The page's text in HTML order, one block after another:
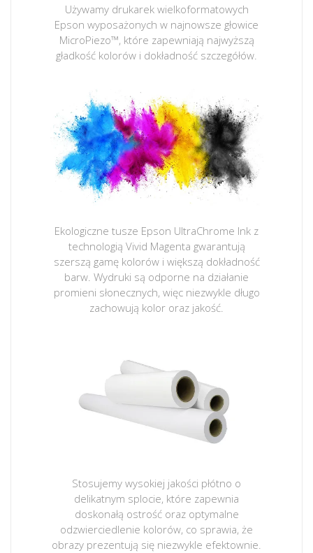
Używamy drukarek wielkoformatowych
Epson wyposażonych w najnowsze głowice
MicroPiezo™, które zapewniają najwyższą
gładkość kolorów i dokładność szczegółów.
Ekologiczne tusze Epson UltraChrome Ink z
technologią Vivid Magenta gwarantują
szerszą gamę kolorów i większą dokładność
barw. Wydruki są odporne na działanie
promieni słonecznych, więc niezwykle długo
zachowują kolor oraz jakość.
Stosujemy wysokiej jakości płótno o
delikatnym splocie, które zapewnia
doskonałą ostrość oraz optymalne
odzwierciedlenie kolorów, co sprawia, że
obrazy prezentują się niezwykle efektownie.